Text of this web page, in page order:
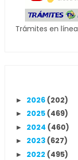
Trámites en línea
► 2026 (202)
► 2025 (469)
► 2024 (460)
► 2023 (627)
► 2022 (495)